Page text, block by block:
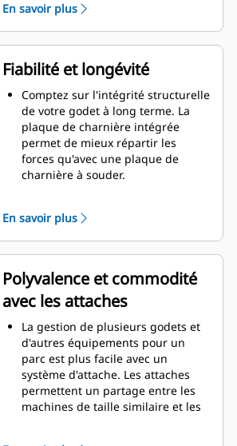
double améliore le flux des
matières dans le godet. Le
dégagement de talon accru
garantit que le fond du godet ne
frotte pas, ce qui réduit les coûts
d'entretien.
La consommation de carburant est
maximale lors de l'excavation. Les
godets Cat sont conçus pour
creuser dans les matériaux
rapidement afin d'améliorer
Chargez plus de matière plus
rapidement. La forme et les barres
latérales du godet permettent une
rétention optimale des matériaux
dans le godet à chaque charge.
En savoir plus
Fiabilité et longévité
Comptez sur l'intégrité structurelle
de votre godet à long terme. La
plaque de charnière intégrée
permet de mieux répartir les
forces qu'avec une plaque de
charnière à souder.
sont résistants à l'abrasion, en
particulier dans les zones d'usure
excessive.
Avec les outils d'attaque du sol Cat
(GET), protégez les zones d'usure
excessive les plus importantes de
votre godet lorsqu'il entre en
contact avec les matériaux.
Avec les outils d'attaque du sol
Cat ® Advansys™(GET), augmentez
la productivité pour les
applications exigeantes, facilitez la
pénétration dans les tas et
En savoir plus
Polyvalence et commodité
avec les attaches
La gestion de plusieurs godets et
d'autres équipements pour un
parc est plus facile avec un
système d'attache. Les attaches
permettent un partage entre les
machines de taille similaire et les